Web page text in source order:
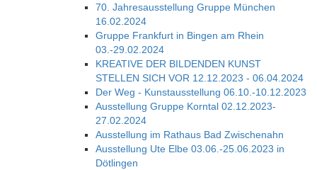
70. Jahresausstellung Gruppe München
16.02.2024
Gruppe Frankfurt in Bingen am Rhein
03.-29.02.2024
KREATIVE DER BILDENDEN KUNST
STELLEN SICH VOR 12.12.2023 - 06.04.2024
Der Weg - Kunstausstellung 06.10.-10.12.2023
Ausstellung Gruppe Korntal 02.12.2023-
27.02.2024
Ausstellung im Rathaus Bad Zwischenahn
Ausstellung Ute Elbe 03.06.-25.06.2023 in
Dötlingen